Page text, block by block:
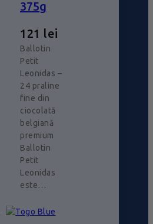
375g
121 lei
Ballotin
Petit
Leonidas –
24 praline
fine din
ciocolată
belgiană
premium
Ballotin
Petit
Leonidas
este…